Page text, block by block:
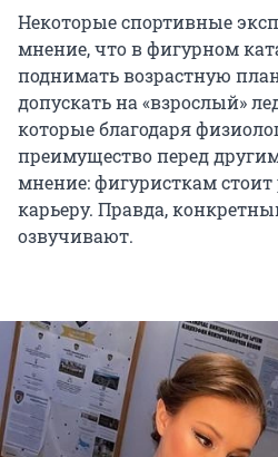
Некоторые спортивные
мнение, что в фигурном
поднимать возрастную
допускать на «взрослый»
которые благодаря
преимущество перед
мнение: фигуристкам
карьеру. Правда,
озвучивают.